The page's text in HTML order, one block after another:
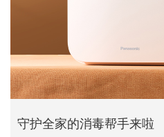
守护全家的消毒帮手来啦